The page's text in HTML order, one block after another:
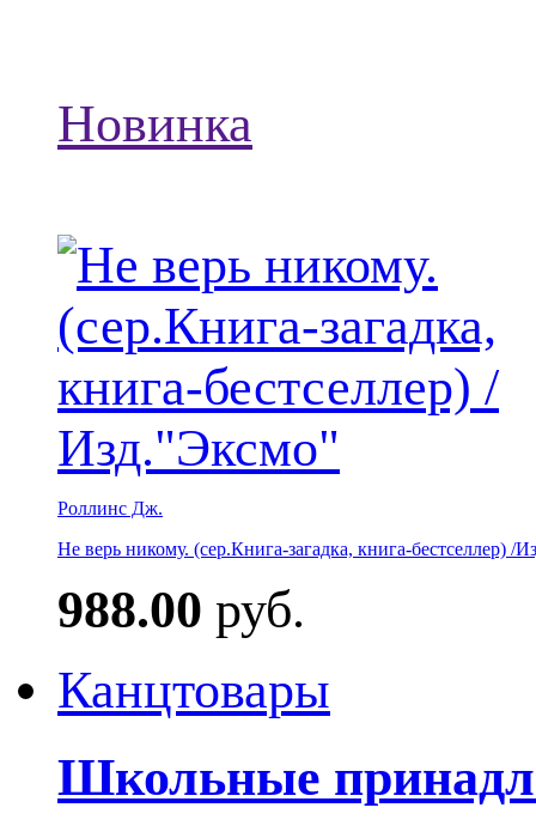
Новинка
Роллинс Дж.
Не верь никому. (сер.Книга-загадка, книга-бестселлер) /
988.00 руб.
Канцтовары
Школьные